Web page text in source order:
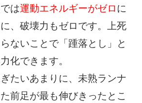
は運動エネルギーがゼロ に
、破壊力もゼロです。上死
ないことで「踵落とし」と
化できます。
たいあまりに、未熟ランナ
前足が最も伸びきったとこ